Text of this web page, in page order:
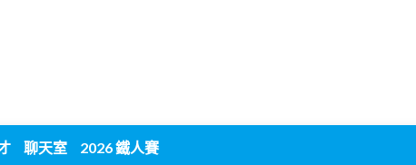
聊天室 2026 鐵人賽